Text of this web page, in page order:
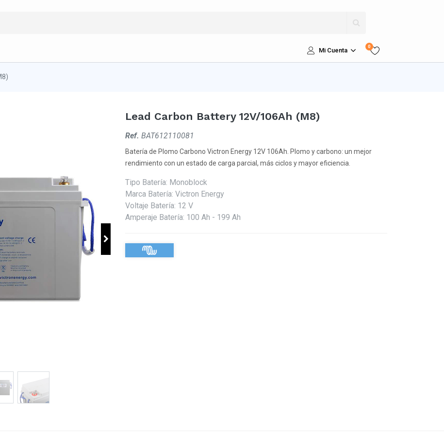
Mi Cuenta
0
Lead Carbon Battery 12V/106Ah (M8)
Ref. BAT612110081
Batería de Plomo Carbono Victron Energy 12V 106Ah. Plomo y carbono: un mejor
rendimiento con un estado de carga parcial, más ciclos y mayor eficiencia.
Tipo Batería: Monoblock
Marca Batería: Victron Energy
Voltaje Batería: 12 V
Amperaje Batería: 100 Ah - 199 Ah